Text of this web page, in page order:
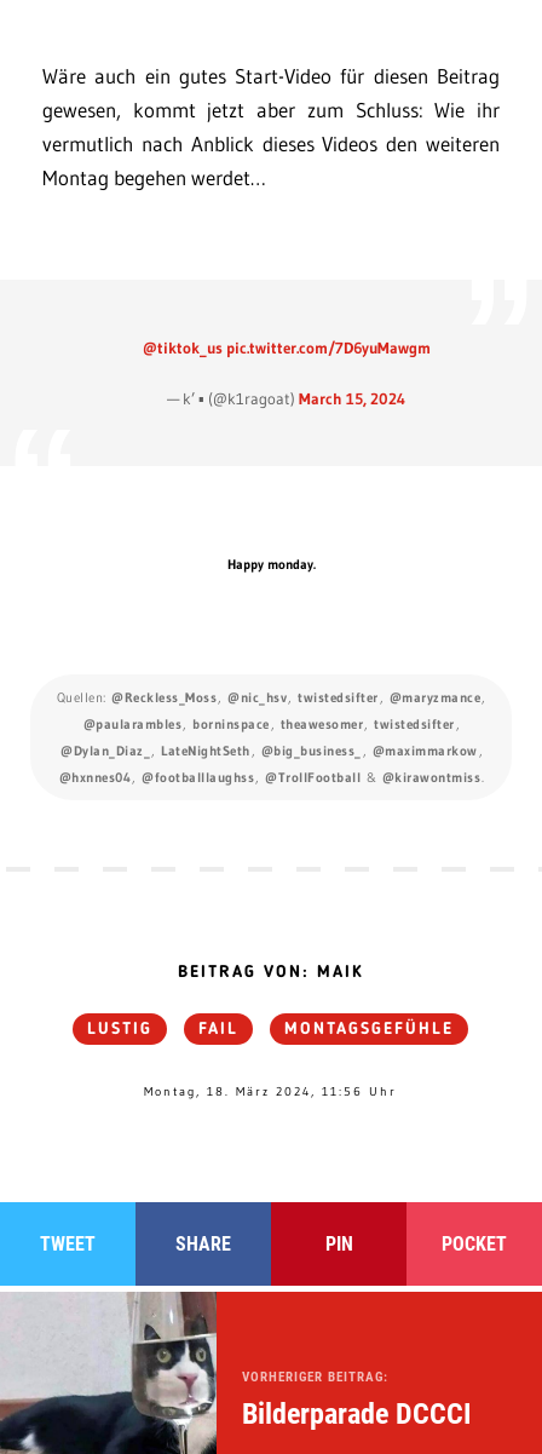
Wäre auch ein gutes Start-Video für diesen Beitrag
gewesen, kommt jetzt aber zum Schluss: Wie ihr
vermutlich nach Anblick dieses Videos den weiteren
Montag begehen werdet…
@tiktok_us pic.twitter.com/7D6yuMawgm
— k’ ▪️ (@k1ragoat)March 15, 2024
Happy monday.
Quellen: @Reckless_Moss, @nic_hsv, twistedsifter , @maryzmance,
@paularambles, borninspace , theawesomer, twistedsifter ,
@Dylan_Diaz_
, LateNightSeth , @big_business_ , @maximmarkow ,
@hxnnes04, @footballlaughss, @TrollFootball & @kirawontmiss.
BEITRAG VON: MAIK
LUSTIG FAIL MONTAGSGEFÜHLE
Montag, 18. März 2024, 11:56 Uhr
TWEET SHARE PIN POCKET
VORHERIGER BEITRAG:
Bilderparade DCCCI